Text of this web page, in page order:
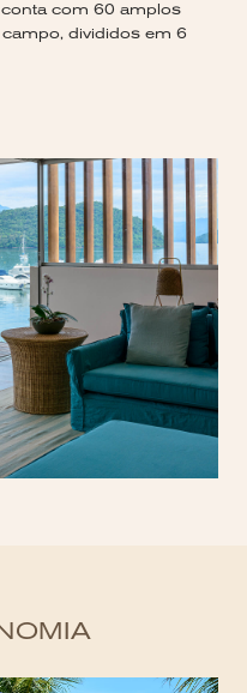
com 60 amplos
divididos em 6